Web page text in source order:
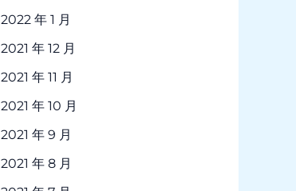
2022 年 1 月
2021 年 12 月
2021 年 11 月
2021 年 10 月
2021 年 9 月
2021 年 8 月